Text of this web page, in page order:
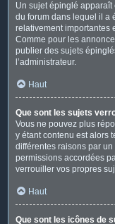
Un sujet épinglé
du forum dans lequel il a
relativement importantes
Comme pour les
publier des sujets
l’administrateur.
Haut
Que sont les sujets
Vous ne pouvez plus
y étant contenu est alors
différentes raisons par
permissions accordées
verrouiller vos propres
Haut
Que sont les icônes de